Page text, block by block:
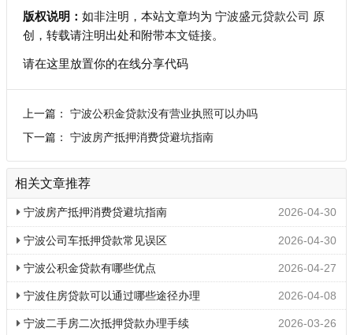
版权说明： 如非注明，本站文章均为 宁波盛元贷款公司 原
创，转载请注明出处和附带本文链接。
请在这里放置你的在线分享代码
上一篇： 宁波公积金贷款没有营业执照可以办吗
下一篇： 宁波房产抵押消费贷避坑指南
相关文章推荐
2026-04-30
宁波房产抵押消费贷避坑指南
2026-04-30
宁波公司车抵押贷款常见误区
2026-04-27
宁波公积金贷款有哪些优点
2026-04-08
宁波住房贷款可以通过哪些途径办理
2026-03-26
宁波二手房二次抵押贷款办理手续